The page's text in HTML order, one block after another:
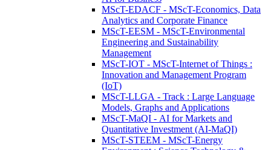
MScT-EDACF - MScT-Economics, Data
Analytics and Corporate Finance
MScT-EESM - MScT-Environmental
Engineering and Sustainability
Management
MScT-IOT - MScT-Internet of Things :
Innovation and Management Program
(IoT)
MScT-LLGA - Track : Large Language
Models, Graphs and Applications
MScT-MaQI - AI for Markets and
Quantitative Investment (AI-MaQI)
MScT-STEEM - MScT-Energy